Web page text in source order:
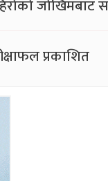
जोखिमबाट
प्रकाशित